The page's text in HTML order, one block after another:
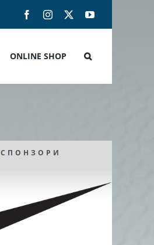
FacebookInstagram YouTube
ONLINE SHOP
СПОНЗОРИ